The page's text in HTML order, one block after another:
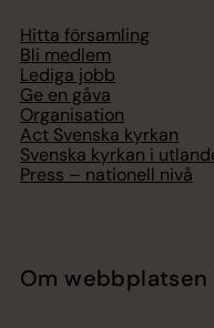
Hitta församling
Bli medlem
Lediga jobb
Ge en gåva
Organisation
Act Svenska kyrkan
Svenska kyrkan i
Press – nationell nivå
Om webbplatsen